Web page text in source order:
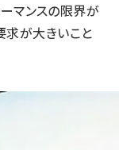
マンスの限界が
求が大きいこと